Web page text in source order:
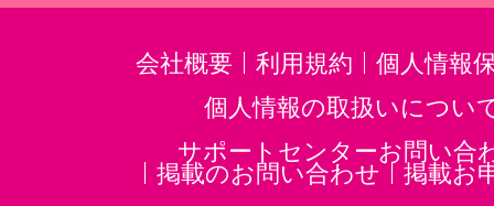
会社概要 利用規約
個人情報
個人情報の取扱いについ
サポートセンターお問い合
掲載のお問い合わせ
掲載お